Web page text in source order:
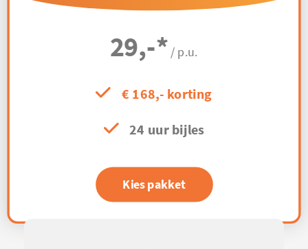
29,-* / p.u.
€ 168,- korting
24 uur bijles
Kies pakket